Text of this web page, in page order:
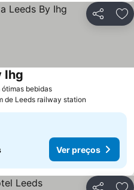
Partilhar
ótimas bebidas
Ihg
de Leeds railway station
Ver preços